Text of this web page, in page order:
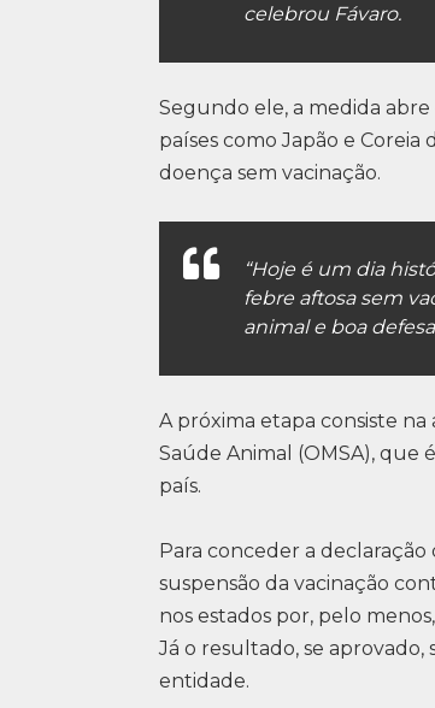
celebrou Fávaro.
Segundo ele, a medida
países como Japão e
doença sem vacinação.
“Hoje é um dia
febre aftosa sem
animal e boa
A próxima etapa consiste
Saúde Animal (OMSA),
país.
Para conceder a declaração
suspensão da vacinação
nos estados por, pelo
Já o resultado, se
entidade.